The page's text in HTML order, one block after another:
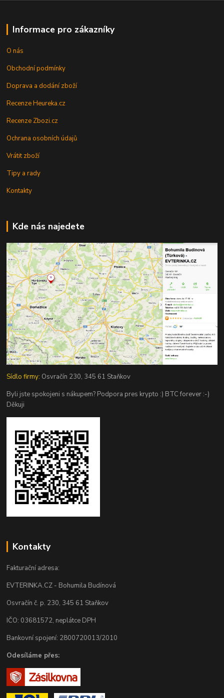
Informace pro zákazníky
O nás
Obchodní podmínky
Doprava a dodání zboží
Recenze Heureka.cz
Recenze Zbozi.cz
Ochrana osobních údajů
Vrátit zboží
Tipy a rady
Kontakty
Kde nás najedete
Sídlo firmy: Osvračín 230, 345 61 Staňkov
Byli jste spokojeni s nákupem? Podpora pres krypto :) BTC forever :-)
Děkuji
Kontakty
Fakturační adresa:
EVTERINKA.CZ - Bohumila Budínová
Osvračín č. p. 230, 345 61 Staňkov
IČO: 03681572, neplátce DPH
Bankovní spojení: 2800720013/2010
Odesíláme přes: